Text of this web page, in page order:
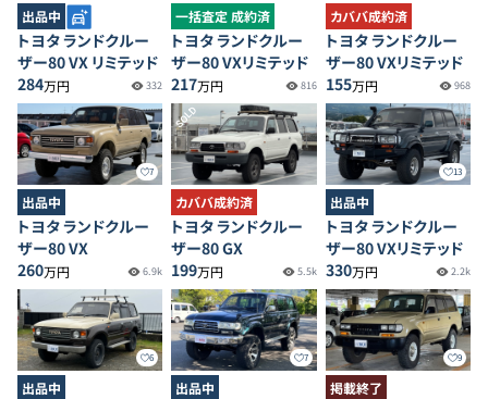
出品中
トヨタ ランドクルー
ザー80 VX リミテッド
284万円 332
一括査定 成約済
トヨタ ランドクルー
ザー80 VXリミテッド
217万円 816
カババ成約済
トヨタ ランドクルー
ザー80 VXリミテッド
155万円 968
7
出品中
トヨタ ランドクルー
ザー80 VX
260万円 6.9k
SOLD
カババ成約済
トヨタ ランドクルー
ザー80 GX
199万円 5.5k
13
出品中
トヨタ ランドクルー
ザー80 VXリミテッド
330万円 2.2k
6
出品中
7
出品中
9
掲載終了